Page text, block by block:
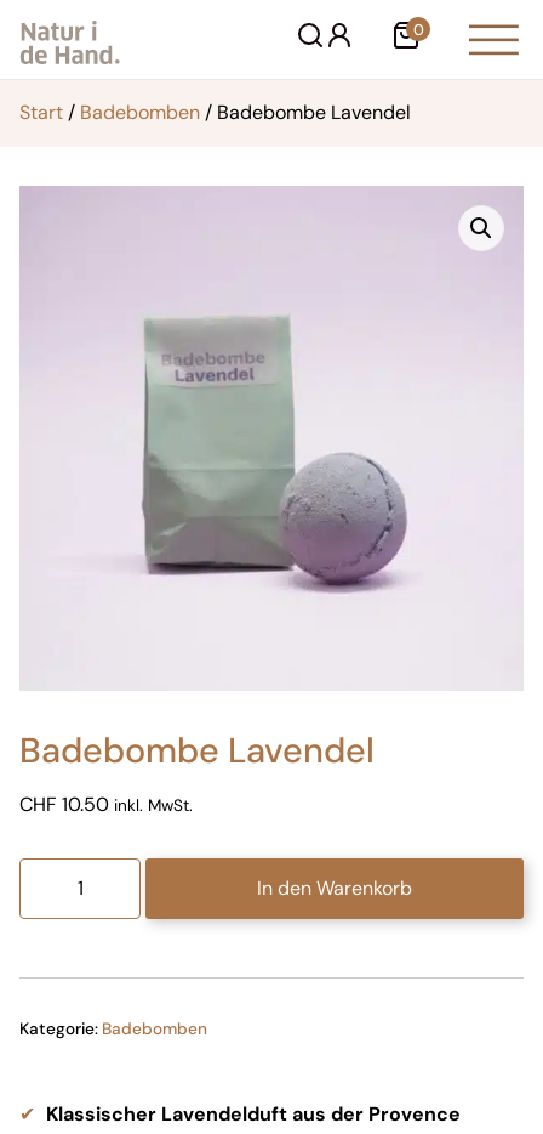
Inhalt
springen
0Warenkorb
Start / Badebomben / Badebombe Lavendel
Badebombe Lavendel
CHF 10.50 inkl. MwSt.
Badebombe
Lavendel
In den Warenkorb
Kategorie: Badebomben
Klassischer Lavendelduft aus der Provence